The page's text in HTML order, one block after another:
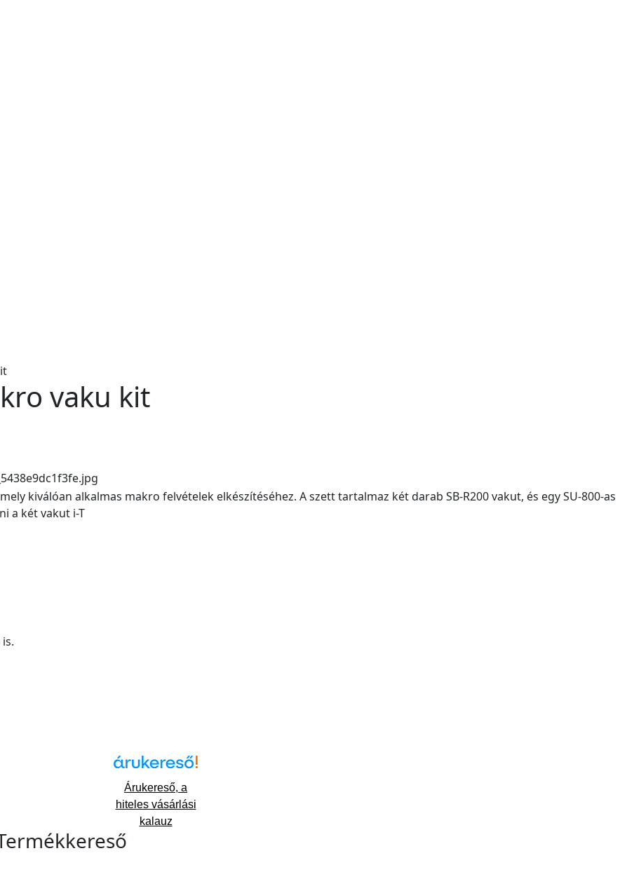
vaku kit
kiválóan alkalmas makro felvételek elkészítéséhez. A szett tartalmaz két darab SB-R200 vakut, és egy SU-800-as
a két vakut i-T
Árukereső, a
hiteles vásárlási
kalauz